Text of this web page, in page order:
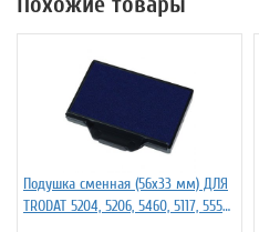
Подушка сменная (56х33 мм) ДЛЯ
TRODAT 5204, 5206, 5460, 5117, 5558,